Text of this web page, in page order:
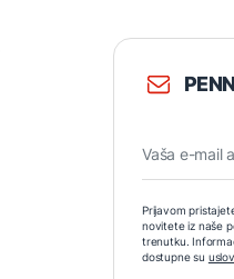
Prijavom
novitete iz naše
trenutku.
dostupne su